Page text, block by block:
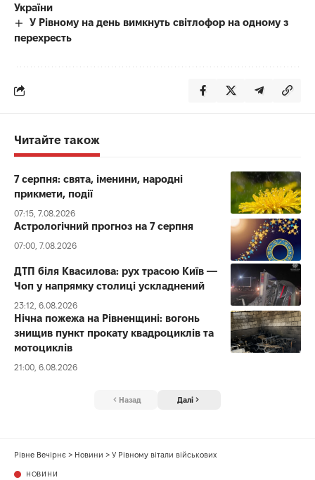
України
У Рівному на день вимкнуть світлофор на одному з
перехресть
Читайте також
7 серпня: свята, іменини, народні
прикмети, події
07:15, 7.08.2026
Астрологічний прогноз на 7 серпня
07:00, 7.08.2026
ДТП біля Квасилова: рух трасою Київ —
Чоп у напрямку столиці ускладнений
23:12, 6.08.2026
Нічна пожежа на Рівненщині: вогонь
знищив пункт прокату квадроциклів та
мотоциклів
21:00, 6.08.2026
Назад Далі
Рівне Вечірнє > Новини > У Рівному вітали військових
НОВИНИ